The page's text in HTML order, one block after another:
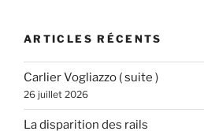
ARTICLES RÉCENTS
Carlier Vogliazzo ( suite )
26 juillet 2026
La disparition des rails